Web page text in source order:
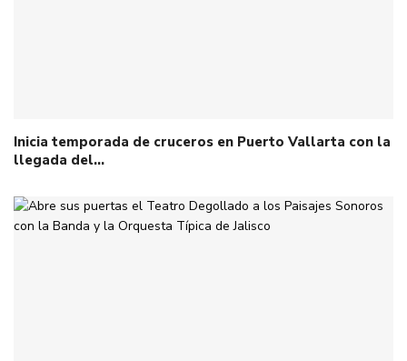
Inicia temporada de cruceros en Puerto Vallarta con la
llegada del…